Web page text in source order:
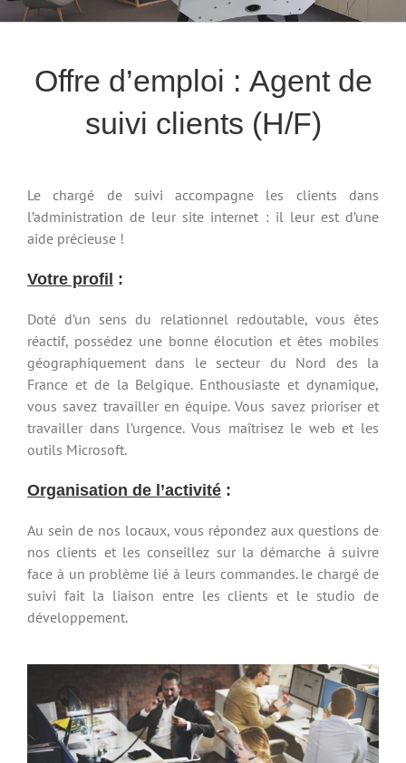
Offre d’emploi : Agent de
suivi clients (H/F)
Le chargé de suivi accompagne les clients dans
l’administration de leur site internet : il leur est d’une
aide précieuse !
Votre profil :
Doté d’un sens du relationnel redoutable, vous êtes
réactif, possédez une bonne élocution et êtes mobiles
géographiquement dans le secteur du Nord des la
France et de la Belgique. Enthousiaste et dynamique,
vous savez travailler en équipe. Vous savez prioriser et
travailler dans l’urgence. Vous maîtrisez le web et les
outils Microsoft.
Organisation de l’activité :
Au sein de nos locaux, vous répondez aux questions de
nos clients et les conseillez sur la démarche à suivre
face à un problème lié à leurs commandes. le chargé de
suivi fait la liaison entre les clients et le studio de
développement.